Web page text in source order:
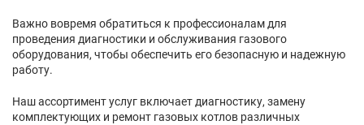
Важно вовремя обратиться к профессионалам для
проведения диагностики и обслуживания газового
оборудования, чтобы обеспечить его безопасную и надежную
работу.
Наш ассортимент услуг включает диагностику, замену
комплектующих и ремонт газовых котлов различных